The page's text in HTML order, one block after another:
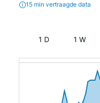
15 min vertraagde data
1 D 1 W